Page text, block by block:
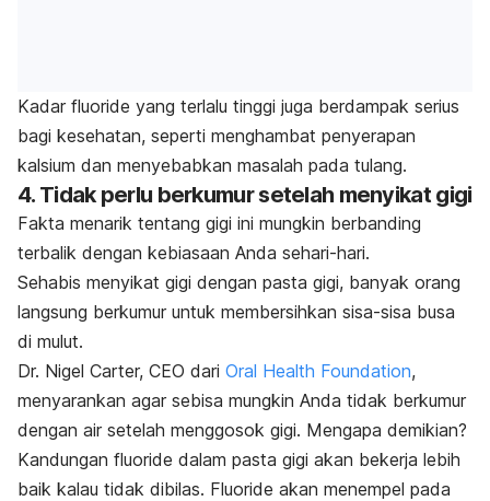
Kadar fluoride yang terlalu tinggi juga berdampak serius
bagi kesehatan, seperti menghambat penyerapan
kalsium dan menyebabkan masalah pada tulang.
4. Tidak perlu berkumur setelah menyikat gigi
Fakta menarik tentang gigi ini mungkin berbanding
terbalik dengan kebiasaan Anda sehari-hari.
Sehabis menyikat gigi dengan pasta gigi, banyak orang
langsung berkumur untuk membersihkan sisa-sisa busa
di mulut.
Dr. Nigel Carter, CEO dari Oral Health Foundation,
menyarankan agar sebisa mungkin Anda tidak berkumur
dengan air setelah menggosok gigi. Mengapa demikian?
Kandungan fluoride dalam pasta gigi akan bekerja lebih
baik kalau tidak dibilas. Fluoride akan menempel pada